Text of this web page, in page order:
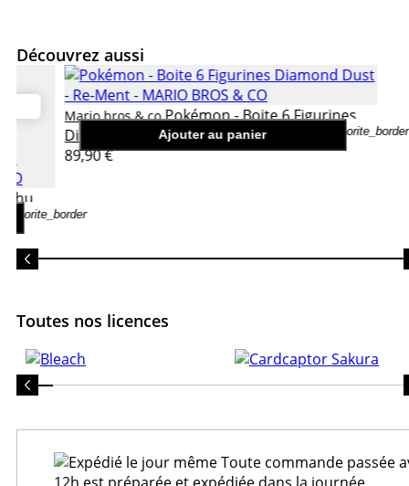
Découvrez aussi
favorite_border
Ajouter au panier favorite_border
Mario bros & coPokémon - Boite 6 Figurines
Diamond Dust - Re-Ment
89,90 €
Toutes nos licences